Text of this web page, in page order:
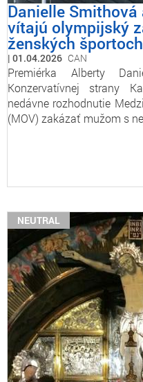
Danielle
vítajú olympijský
ženských športoch
01.04.2026 CAN
Premiérka Alberty
Konzervatívnej strany
nedávne rozhodnutie
(MOV) zakázať mužom s
NEUTRAL